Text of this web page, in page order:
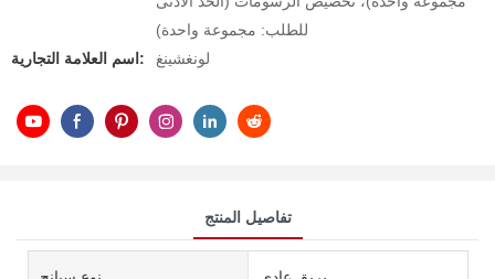
للطلب: مجموعة واحدة)
اسم العلامة التجارية:
لونغشينغ
تفاصيل المنتج